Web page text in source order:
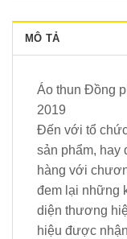
MÔ TẢ
Áo thun Đồng
2019
Đến với tổ
sản phẩm, hay
hàng với
đem lại những
diện thương
hiệu được